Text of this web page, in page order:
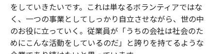
をしていきたいです。これは単なるボランティアではな
く、一つの事業としてしっかり自立させながら、世の中
のお役に立っていく。従業員が「うちの会社は社会のた
めにこんな活動をしているのだ」と誇りを持てるような